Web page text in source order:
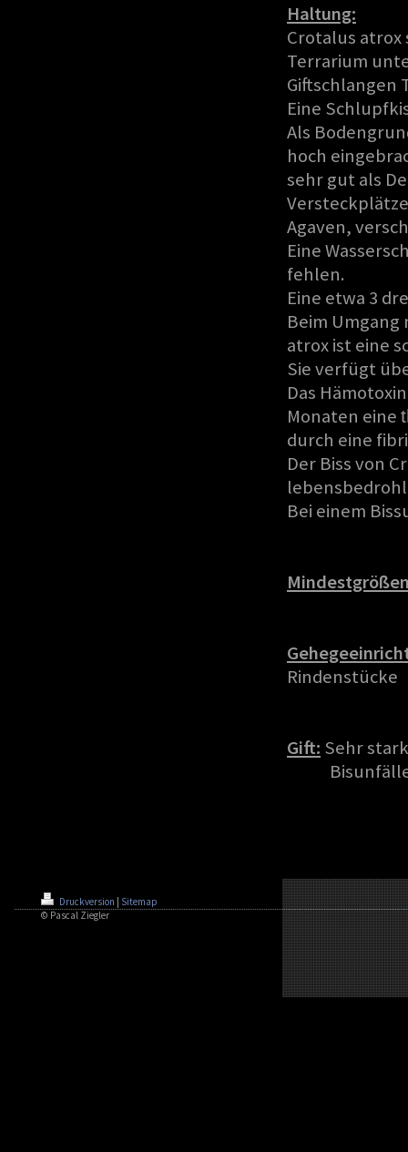
Haltung:
Crotalus atrox
Terrarium
Giftschlangen
Eine
Als
hoch
sehr gut als
Agaven,
Eine
fehlen.
Eine etwa 3
Beim
atrox ist eine
Sie verfügt
Das
Monaten eine
durch eine
Der Biss von
Bei einem
Rindenstücke
Gift: Sehr
Druckversion | Sitemap
© Pascal Ziegler